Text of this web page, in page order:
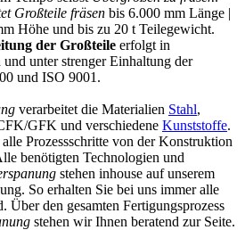
Großteile fräsen bis 6.000 mm Länge |
Höhe und bis zu 20 t Teilegewicht.
der Großteile erfolgt in
unter strenger Einhaltung der
und ISO 9001.
verarbeitet die Materialien Stahl,
GFK und verschiedene Kunststoffe.
Prozessschritte von der Konstruktion
benötigten Technologien und
stehen inhouse auf unserem
So erhalten Sie bei uns immer alle
Über den gesamten Fertigungsprozess
stehen wir Ihnen beratend zur Seite.